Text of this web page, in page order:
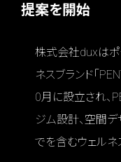
提案を開始
株式会社duxはポ
ネスブランド「
0月に設立され、
ジム設計、空間デ
でを含むウェルネ